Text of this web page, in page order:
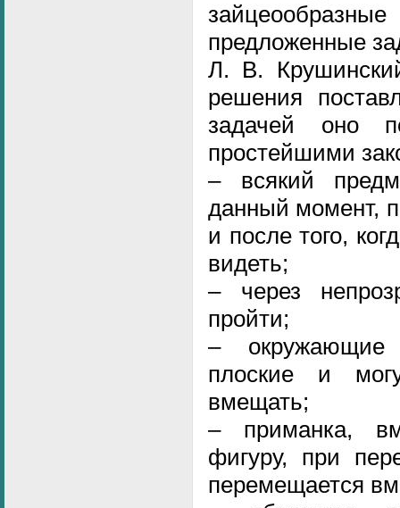
предложенные
Л. В.
решения
задачей оно
простейшими
– всякий
данный момент,
и после того,
видеть;
– через
пройти;
– окружающие
плоские и
вмещать;
– приманка,
фигуру, при
перемещается